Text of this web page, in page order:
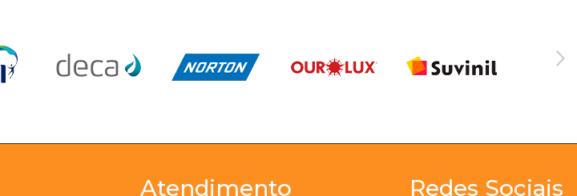
Atendimento Redes Sociais